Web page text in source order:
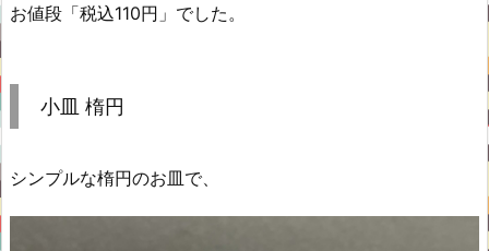
お値段「税込110円」でした。
小皿 楕円
シンプルな楕円のお皿で、